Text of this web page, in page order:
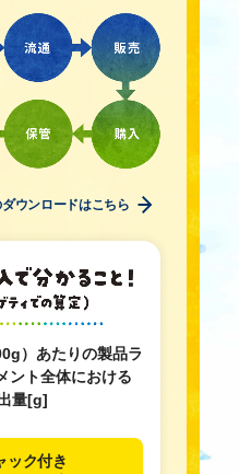
ウンロードはこちら
）あたりの製品ラ
ント全体における
量[g]
ック付き